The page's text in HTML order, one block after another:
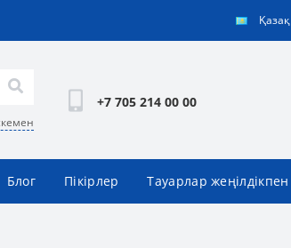
Қазақ
+7 705 214 00 00
Блог Пікірлер Тауарлар жеңілдікпен